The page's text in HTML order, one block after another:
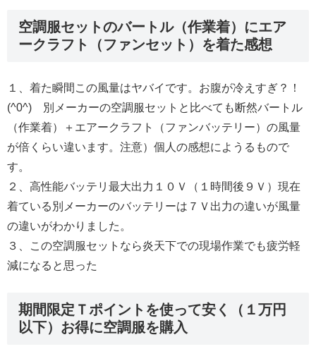
空調服セットのバートル（作業着）にエア
ークラフト（ファンセット）を着た感想
１、着た瞬間この風量はヤバイです。お腹が冷えすぎ？！
(^0^) 別メーカーの空調服セットと比べても断然バートル
（作業着）＋エアークラフト（ファンバッテリー）の風量
が倍くらい違います。注意）個人の感想にようるもので
す。
２、高性能バッテリ最大出力１０Ｖ（１時間後９Ｖ）現在
着ている別メーカーのバッテリーは７Ｖ出力の違いが風量
の違いがわかりました。
３、この空調服セットなら炎天下での現場作業でも疲労軽
減になると思った
期間限定Ｔポイントを使って安く（１万円
以下）お得に空調服を購入